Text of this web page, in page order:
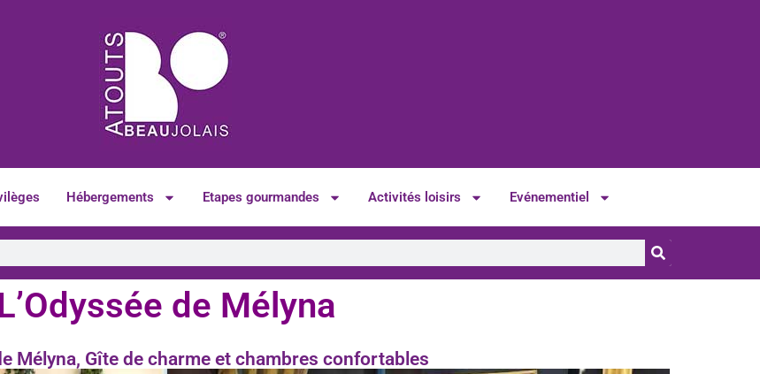
Hébergements Etapes gourmandes Activités loisirs Evénementiel
de Mélyna
Mélyna, Gîte de charme et chambres confortables